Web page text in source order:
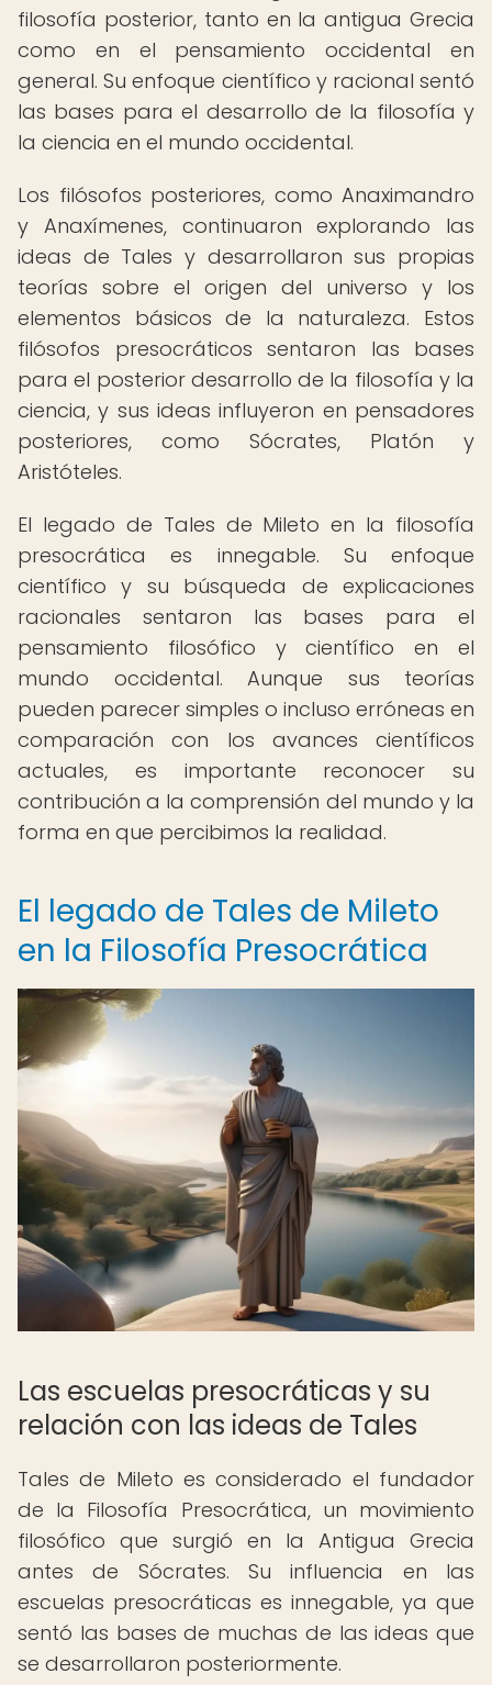
filosofía posterior, tanto en la antigua Grecia
como en el pensamiento occidental en
general. Su enfoque científico y racional sentó
las bases para el desarrollo de la filosofía y
la ciencia en el mundo occidental.
Los filósofos posteriores, como Anaximandro
y Anaxímenes, continuaron explorando las
ideas de Tales y desarrollaron sus propias
teorías sobre el origen del universo y los
elementos básicos de la naturaleza. Estos
filósofos presocráticos sentaron las bases
para el posterior desarrollo de la filosofía y la
ciencia, y sus ideas influyeron en pensadores
posteriores, como Sócrates, Platón y
Aristóteles.
El legado de Tales de Mileto en la filosofía
presocrática es innegable. Su enfoque
científico y su búsqueda de explicaciones
racionales sentaron las bases para el
pensamiento filosófico y científico en el
mundo occidental. Aunque sus teorías
pueden parecer simples o incluso erróneas en
comparación con los avances científicos
actuales, es importante reconocer su
contribución a la comprensión del mundo y la
forma en que percibimos la realidad.
El legado de Tales de Mileto
en la Filosofía Presocrática
Las escuelas presocráticas y su
relación con las ideas de Tales
Tales de Mileto es considerado el fundador
de la Filosofía Presocrática, un movimiento
filosófico que surgió en la Antigua Grecia
antes de Sócrates. Su influencia en las
escuelas presocráticas es innegable, ya que
sentó las bases de muchas de las ideas que
se desarrollaron posteriormente.